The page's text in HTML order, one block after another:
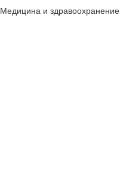
Медицина и здравоохранение